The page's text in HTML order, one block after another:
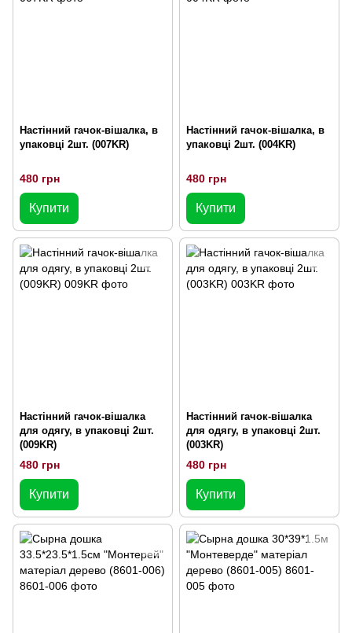
Настінний гачок-вішалка, в
упаковці 2шт. (007KR)
480 грн
Купити
Настінний гачок-вішалка, в
упаковці 2шт. (004KR)
480 грн
Купити
Настінний гачок-вішалка
для одягу, в упаковці 2шт.
(009KR)
480 грн
Купити
Настінний гачок-вішалка
для одягу, в упаковці 2шт.
(003KR)
480 грн
Купити